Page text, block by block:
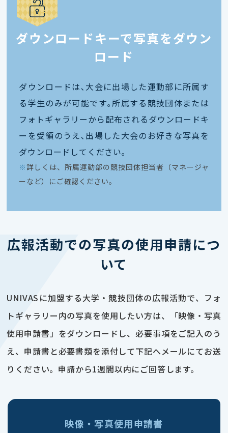
ダウンロードキーで写真をダウン
ロード
ダウンロードは､大会に出場した運動部に所属す
る学生のみが可能です｡所属する競技団体または
フォトギャラリーから配布されるダウンロードキ
ーを受領のうえ､出場した大会のお好きな写真を
ダウンロードしてください｡
※ 詳しくは、所属運動部の競技団体担当者（マネージャ
ーなど）にご確認ください。
広報活動での写真の使用申請につ
いて
UNIVASに加盟する大学・競技団体の広報活動で、フォ
トギャラリー内の写真を使用したい方は、「映像・写真
使用申請書」をダウンロードし、必要事項をご記入のう
え、申請書と必要書類を添付して下記へメールにてお送
りください。申請から1週間以内にご回答します。
映像・写真使用申請書